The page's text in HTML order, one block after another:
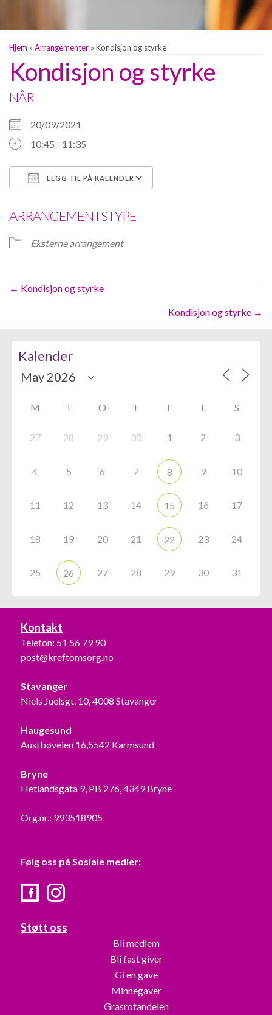
Hjem » Arrangementer » Kondisjon og styrke
Kondisjon og styrke
NÅR
20/09/2021
10:45 - 11:35
LEGG TIL PÅ KALENDER
ARRANGEMENTSTYPE
Eksterne arrangement
Posts
← Kondisjon og styrke
Kondisjon og styrke →
Kalender
M T O T F L S
27 28 29 30 1 2 3
4 5 6 7 8 9 10
11 12 13 14 15 16 17
18 19 20 21 22 23 24
25 26 27 28 29 30 31
Kontakt
Telefon: 51 56 79 90
post@kreftomsorg.no
Stavanger
Niels Juelsgt. 10, 4008 Stavanger
Haugesund
Austbøveien 16,5542 Karmsund
Bryne
Hetlandsgata 9, PB 276, 4349 Bryne
Org.nr.: 993518905
Følg oss på Sosiale medier:
FacebookInstagram
Støtt oss
Bli medlem
Bli fast giver
Gi en gave
Minnegaver
Grasrotandelen